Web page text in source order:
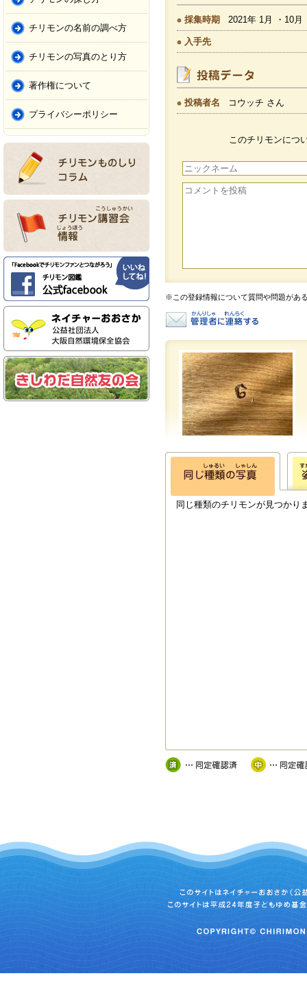
チリモンの名前の調べ方
チリモンの写真のとり方
著作権について
プライバシーポリシー
採集時期 2021年 1月 ・10月
入手先
投稿者名 コウッチ さん
このチリモンにつ
※この登録情報について質問や問題があ
同じ種類のチリモンが見つかり